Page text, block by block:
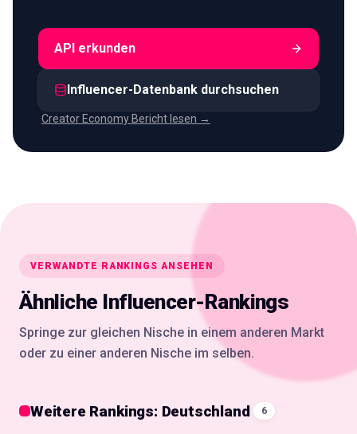
API erkunden
Influencer-Datenbank durchsuchen
Creator Economy Bericht lesen →
VERWANDTE RANKINGS ANSEHEN
Ähnliche Influencer-Rankings
Springe zur gleichen Nische in einem anderen Markt
oder zu einer anderen Nische im selben.
Weitere Rankings: Deutschland 6